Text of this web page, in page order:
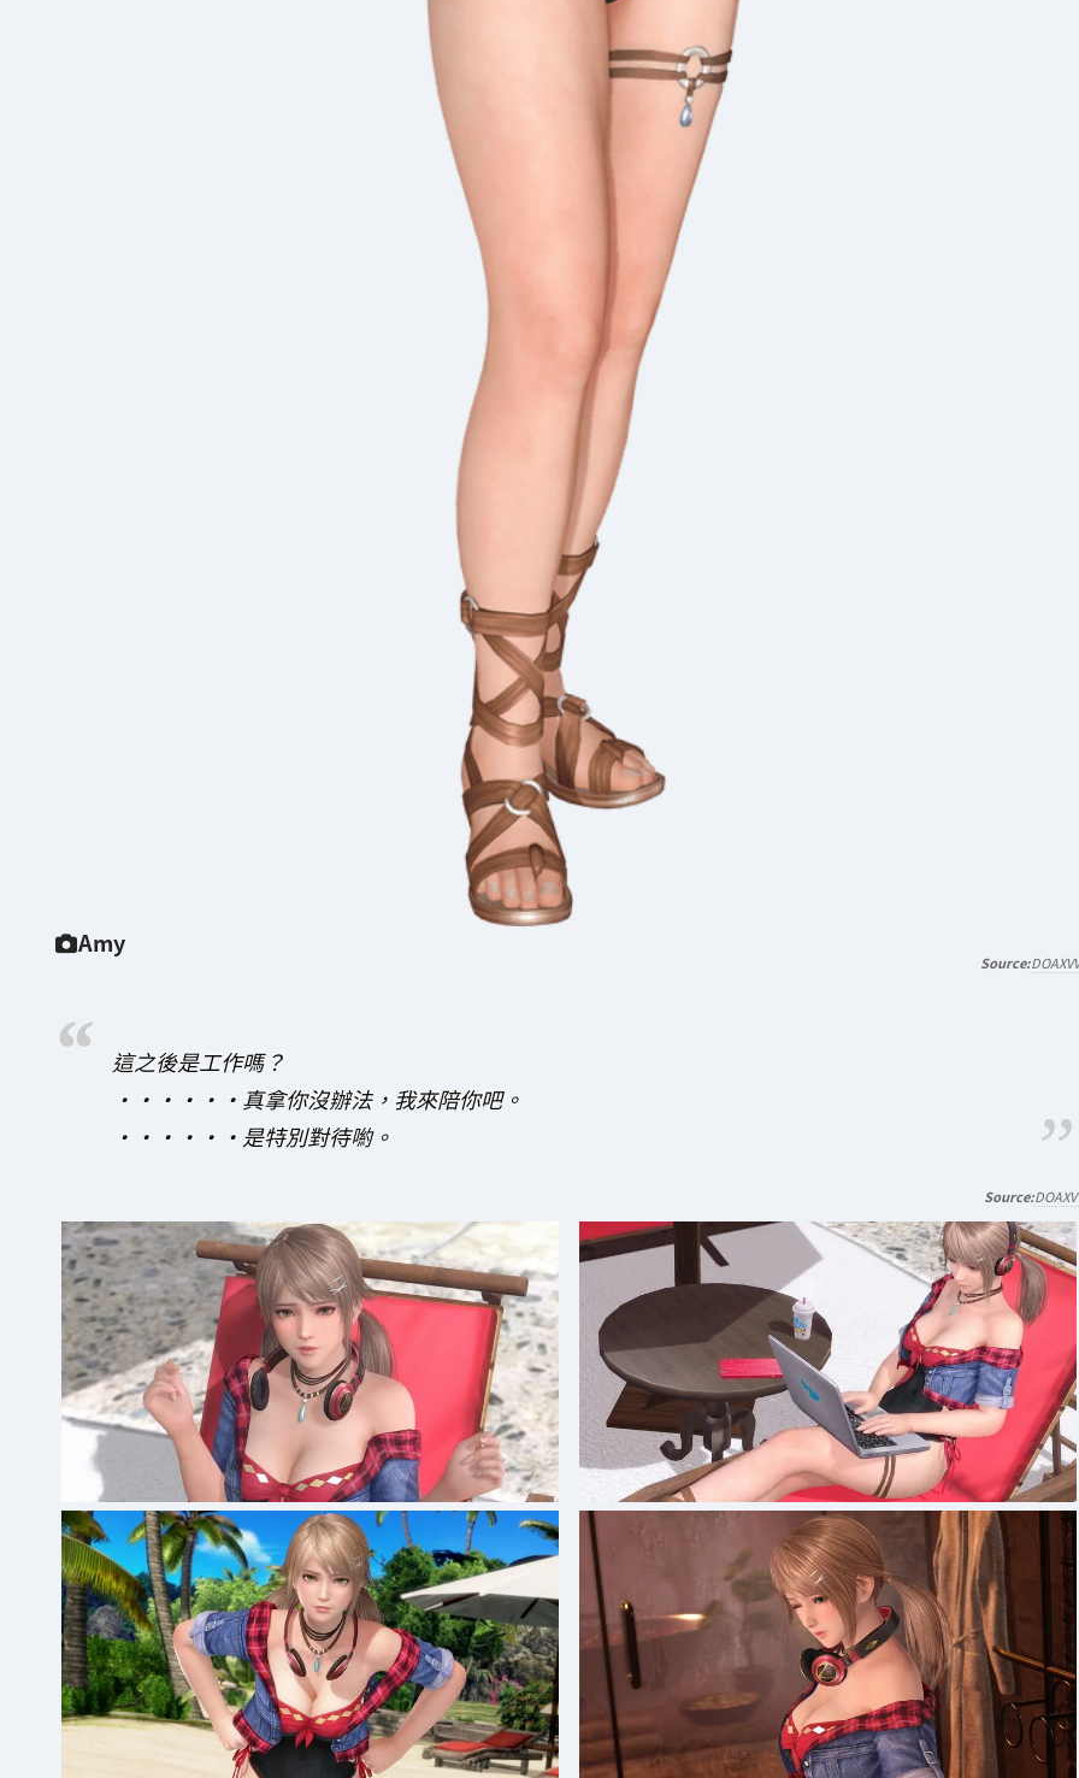
Amy
DOAXVV
這之後是工作嗎？
・・・・・・真拿你沒辦法，我來陪你吧。
・・・・・・是特別對待喲。